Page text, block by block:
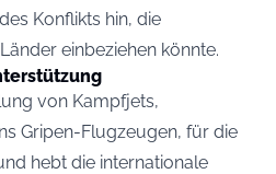
Konflikts hin, die
einbeziehen könnte.
von Kampfjets,
Gripen-Flugzeugen, für die
hebt die internationale